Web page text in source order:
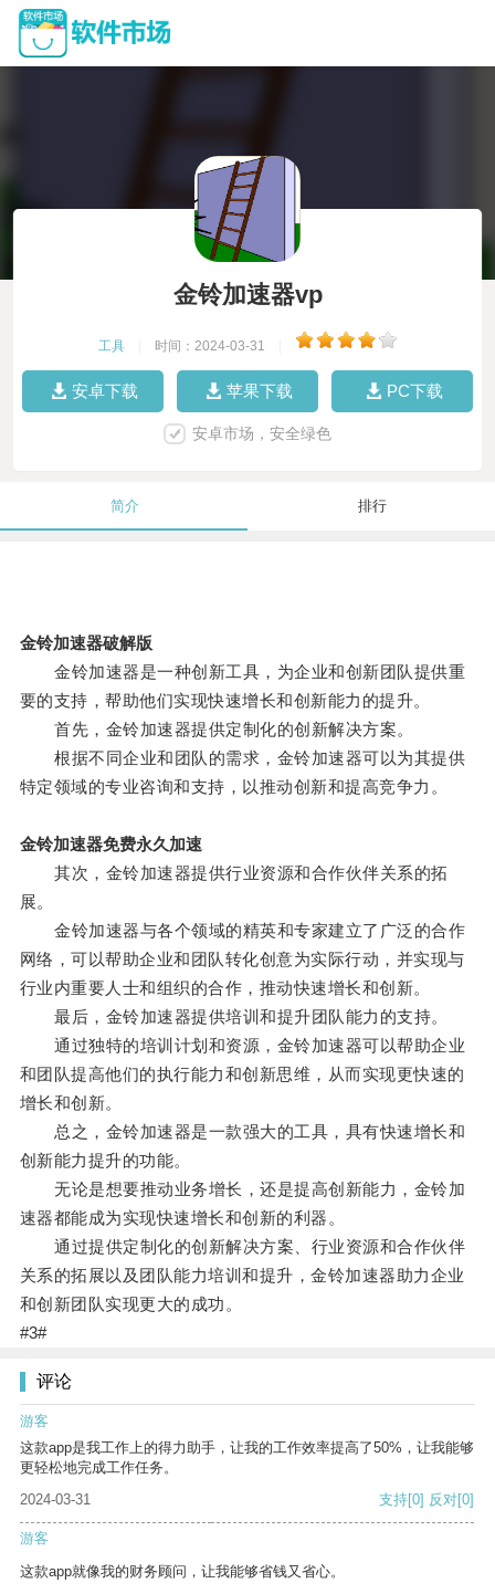
金铃加速器vp
工具 时间：2024-03-31
安卓下载 苹果下载 PC下载
安卓市场，安全绿色
简介 排行
金铃加速器破解版
金铃加速器是一种创新工具，为企业和创新团队提供重
要的支持，帮助他们实现快速增长和创新能力的提升。
首先，金铃加速器提供定制化的创新解决方案。
根据不同企业和团队的需求，金铃加速器可以为其提供
特定领域的专业咨询和支持，以推动创新和提高竞争力。
金铃加速器免费永久加速
其次，金铃加速器提供行业资源和合作伙伴关系的拓
展。
金铃加速器与各个领域的精英和专家建立了广泛的合作
网络，可以帮助企业和团队转化创意为实际行动，并实现与
行业内重要人士和组织的合作，推动快速增长和创新。
最后，金铃加速器提供培训和提升团队能力的支持。
通过独特的培训计划和资源，金铃加速器可以帮助企业
和团队提高他们的执行能力和创新思维，从而实现更快速的
增长和创新。
总之，金铃加速器是一款强大的工具，具有快速增长和
创新能力提升的功能。
无论是想要推动业务增长，还是提高创新能力，金铃加
速器都能成为实现快速增长和创新的利器。
通过提供定制化的创新解决方案、行业资源和合作伙伴
关系的拓展以及团队能力培训和提升，金铃加速器助力企业
和创新团队实现更大的成功。
#3#
评论
游客
这款app是我工作上的得力助手，让我的工作效率提高了50%，让我能够
更轻松地完成工作任务。
2024-03-31
支持[0] 反对[0]
游客
这款app就像我的财务顾问，让我能够省钱又省心。